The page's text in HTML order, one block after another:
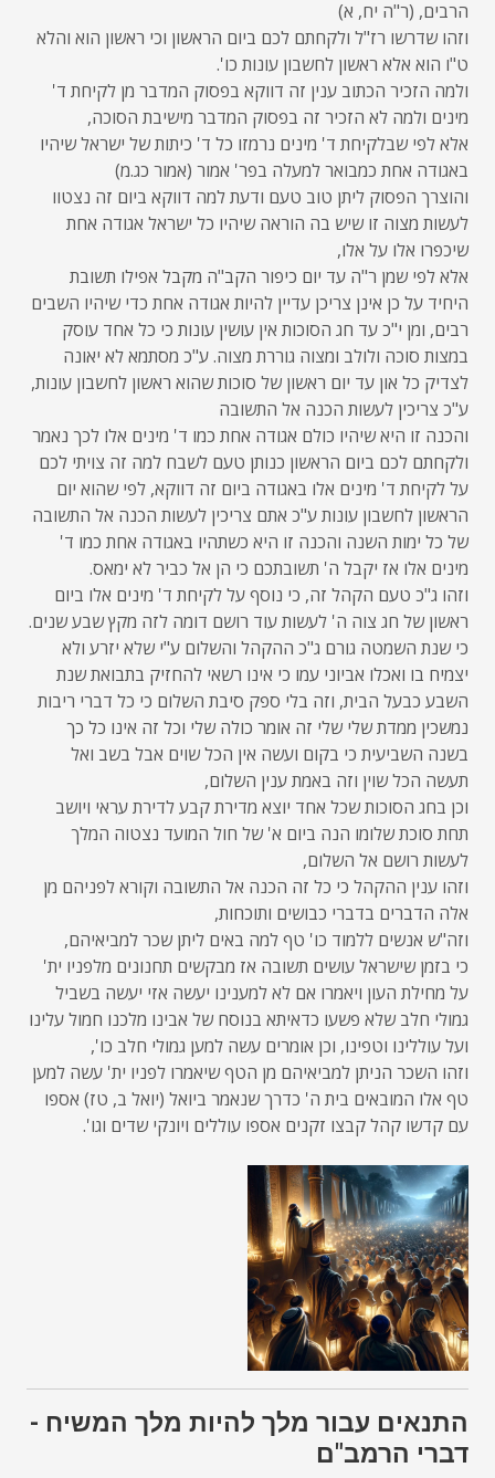
הרבים, (ר"ה יח, א)
וזהו שדרשו רז"ל ולקחתם לכם ביום הראשון וכי ראשון הוא והלא
ט"ו הוא אלא ראשון לחשבון עונות כו'.
ולמה הזכיר הכתוב ענין זה דווקא בפסוק המדבר מן לקיחת ד'
מינים ולמה לא הזכיר זה בפסוק המדבר מישיבת הסוכה,
אלא לפי שבלקיחת ד' מינים נרמזו כל ד' כיתות של ישראל שיהיו
באגודה אחת כמבואר למעלה בפר' אמור (אמור כג.מ)
והוצרך הפסוק ליתן טוב טעם ודעת למה דווקא ביום זה נצטוו
לעשות מצוה זו שיש בה הוראה שיהיו כל ישראל אגודה אחת
שיכפרו אלו על אלו,
אלא לפי שמן ר"ה עד יום כיפור הקב"ה מקבל אפילו תשובת
היחיד על כן אינן צריכן עדיין להיות אגודה אחת כדי שיהיו השבים
רבים, ומן י"כ עד חג הסוכות אין עושין עונות כי כל אחד עוסק
במצות סוכה ולולב ומצוה גוררת מצוה. ע"כ מסתמא לא יאונה
לצדיק כל און עד יום ראשון של סוכות שהוא ראשון לחשבון עונות,
ע"כ צריכין לעשות הכנה אל התשובה
והכנה זו היא שיהיו כולם אגודה אחת כמו ד' מינים אלו לכך נאמר
ולקחתם לכם ביום הראשון כנותן טעם לשבח למה זה צויתי לכם
על לקיחת ד' מינים אלו באגודה ביום זה דווקא, לפי שהוא יום
הראשון לחשבון עונות ע"כ אתם צריכין לעשות הכנה אל התשובה
של כל ימות השנה והכנה זו היא כשתהיו באגודה אחת כמו ד'
מינים אלו אז יקבל ה' תשובתכם כי הן אל כביר לא ימאס.
וזהו ג"כ טעם הקהל זה, כי נוסף על לקיחת ד' מינים אלו ביום
ראשון של חג צוה ה' לעשות עוד רושם דומה לזה מקץ שבע שנים.
כי שנת השמטה גורם ג"כ ההקהל והשלום ע"י שלא יזרע ולא
יצמיח בו ואכלו אביוני עמו כי אינו רשאי להחזיק בתבואת שנת
השבע כבעל הבית, וזה בלי ספק סיבת השלום כי כל דברי ריבות
נמשכין ממדת שלי שלי זה אומר כולה שלי וכל זה אינו כל כך
בשנה השביעית כי בקום ועשה אין הכל שוים אבל בשב ואל
תעשה הכל שוין וזה באמת ענין השלום,
וכן בחג הסוכות שכל אחד יוצא מדירת קבע לדירת עראי ויושב
תחת סוכת שלומו הנה ביום א' של חול המועד נצטוה המלך
לעשות רושם אל השלום,
וזהו ענין ההקהל כי כל זה הכנה אל התשובה וקורא לפניהם מן
אלה הדברים בדברי כבושים ותוכחות,
וזה"ש אנשים ללמוד כו' טף למה באים ליתן שכר למביאיהם,
כי בזמן שישראל עושים תשובה אז מבקשים תחנונים מלפניו ית'
על מחילת העון ויאמרו אם לא למענינו יעשה אזי יעשה בשביל
גמולי חלב שלא פשעו כדאיתא בנוסח של אבינו מלכנו חמול עלינו
ועל עוללינו וטפינו, וכן אומרים עשה למען גמולי חלב כו',
וזהו השכר הניתן למביאיהם מן הטף שיאמרו לפניו ית' עשה למען
טף אלו המובאים בית ה' כדרך שנאמר ביואל (יואל ב, טז) אספו
עם קדשו קהל קבצו זקנים אספו עוללים ויונקי שדים וגו'.
התנאים עבור מלך להיות מלך המשיח -
דברי הרמב"ם